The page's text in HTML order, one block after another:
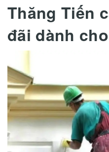
Thăng Tiến
đãi dành